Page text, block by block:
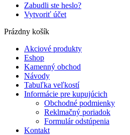
Zabudli ste heslo?
Vytvoriť účet
Prázdny košík
Akciové produkty
Eshop
Kamenný obchod
Návody
Tabuľka veľkostí
Informácie pre kupujúcich
Obchodné podmienky
Reklmačný poriadok
Formulár odstúpenia
Kontakt